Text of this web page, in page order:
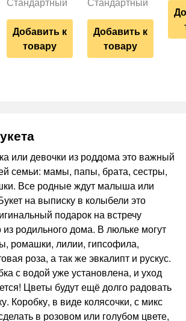
Добавить к
товару
Добавить к
товару
или девочки из роддома это важный
семьи: мамы, папы, брата, сестры,
Все родные ждут малыша или
на выписку в колыбели это
подарок на встречу
родильного дома. В люльке могут
ромашки, лилии, гипсофила,
роза, а так же эвкалипт и рускус.
с водой уже установлена, и уход
Цветы будут ещё долго радовать
Коробку, в виде колясочки, с микс
в розовом или голубом цвете,